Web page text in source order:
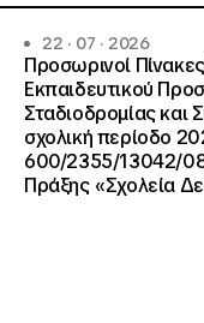
22 · 07 · 2026
Προσωρινοί
Εκπαιδευτικού
Σταδιοδρομίας
σχολική περίοδο
600/2355/13042/
Πράξης «Σχολεία